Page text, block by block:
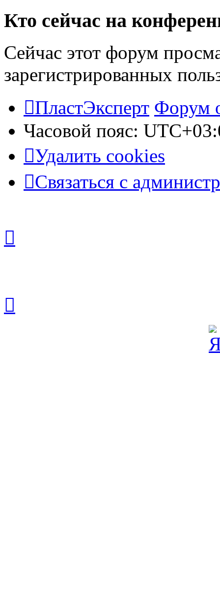
Кто сейчас на
Сейчас этот форум
зарегистрированных
ПластЭксперт Форум
Часовой пояс:
Удалить cookies
Связаться с